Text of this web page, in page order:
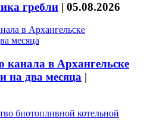
гребли | 05.08.2026
канала в Архангельске
на два месяца |